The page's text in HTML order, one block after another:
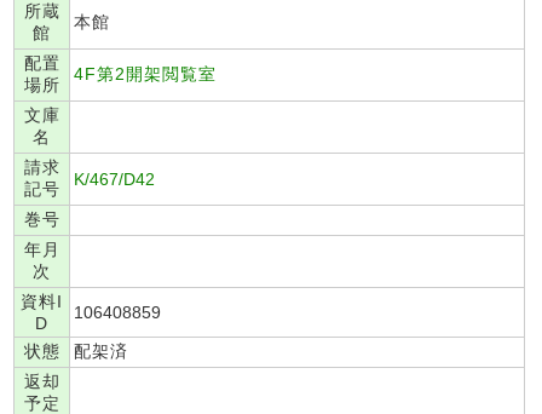
所蔵
館
本館
配置
場所
4F第2開架閲覧室
文庫
名
請求
記号
K/467/D42
巻号
年月
次
資料I
D
106408859
状態
配架済
返却
予定